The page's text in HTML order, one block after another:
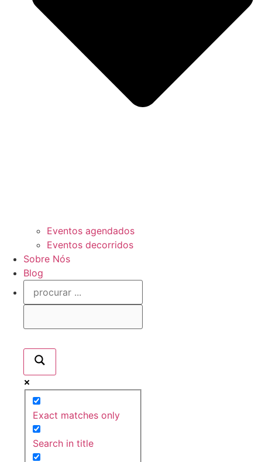
Eventos agendados
Eventos decorridos
Sobre Nós
Blog
Exact matches only
Search in title